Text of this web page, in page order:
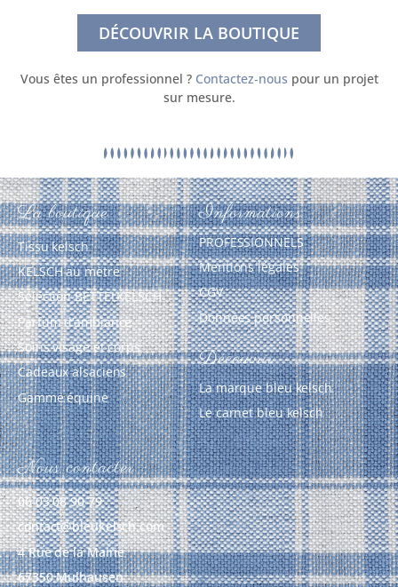
DÉCOUVRIR LA BOUTIQUE
Vous êtes un professionnel ? Contactez‑nous pour un projet
sur mesure.
La boutique
Tissu kelsch
KELSCH au mètre
Sélection BETTELKELSCH
Parfum d’ambiance
Soins visage et corps
Cadeaux alsaciens
Gamme équine
Informations
PROFESSIONNELS
Mentions légales
CGV
Données personnelles
Découvrir
La marque bleu kelsch
Le carnet bleu kelsch
Nous contacter
06 03 08 90 79
contact@bleukelsch.com
4 Rue de la Mairie
67350 Mulhausen